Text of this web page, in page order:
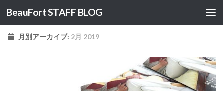
コンテンツへスキップ
BeauFort STAFF BLOG
月別アーカイブ: 2月 2019